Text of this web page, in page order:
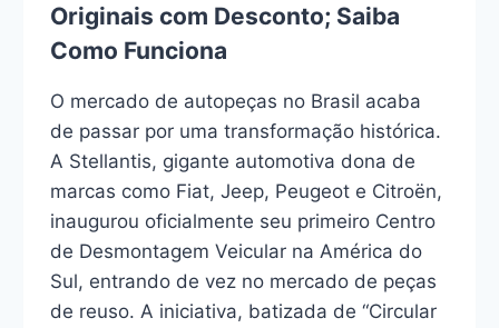
Originais com Desconto; Saiba
Como Funciona
O mercado de autopeças no Brasil acaba
de passar por uma transformação histórica.
A Stellantis, gigante automotiva dona de
marcas como Fiat, Jeep, Peugeot e Citroën,
inaugurou oficialmente seu primeiro Centro
de Desmontagem Veicular na América do
Sul, entrando de vez no mercado de peças
de reuso. A iniciativa, batizada de “Circular